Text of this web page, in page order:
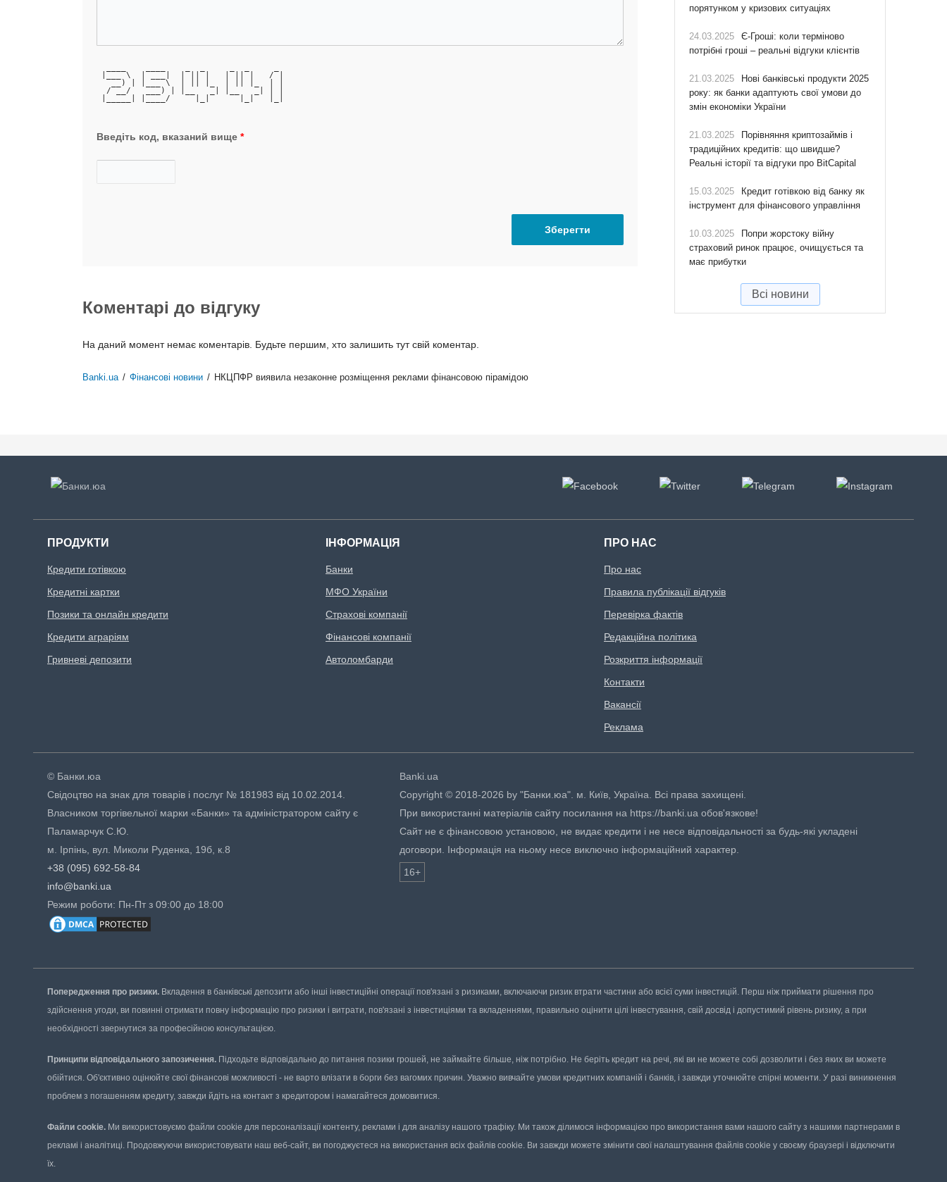
|___ \  | ___|  | || |   | || |   / |
   __) | |___ \  | || |_  | || |_  | |
  / __/   ___) | |__   _| |__   _| | |
|_____| |____/     |_|      |_|   |_|
Введіть код, вказаний вище *
Коментарі до відгуку
На даний момент немає коментарів. Будьте першим, хто залишить тут свій коментар.
Banki.ua / Фінансові новини / НКЦПФР виявила незаконне розміщення реклами фінансовою пірамідою
порятунком у кризових ситуаціях
24.03.2025
Є-Гроші: коли терміново
потрібні гроші – реальні відгуки клієнтів
21.03.2025
Нові банківські продукти 2025
року: як банки адаптують свої умови до
змін економіки України
21.03.2025
Порівняння криптозаймів і
традиційних кредитів: що швидше?
Реальні історії та відгуки про BitCapital
15.03.2025
Кредит готівкою від банку як
інструмент для фінансового управління
10.03.2025
Попри жорстоку війну
страховий ринок працює, очищується та
має прибутки
Всі новини
ПРОДУКТИ
Кредити готівкою
Кредитні картки
Позики та онлайн кредити
Кредити аграріям
Гривневі депозити
ІНФОРМАЦІЯ
Банки
МФО України
Страхові компанії
Фінансові компанії
Автоломбарди
ПРО НАС
Про нас
Правила публікації відгуків
Перевірка фактів
Редакційна політика
Розкриття інформації
Контакти
Вакансії
Реклама
© Банки.юа
Свідоцтво на знак для товарів і послуг № 181983 від 10.02.2014.
Власником торгівельної марки «Банки» та адміністратором сайту є
Паламарчук С.Ю.
м. Ірпінь, вул. Миколи Руденка, 19б, к.8
+38 (095) 692-58-84
info@banki.ua
Режим роботи: Пн-Пт з 09:00 до 18:00
Banki.ua
Copyright © 2018-2026 by "Банки.юа". м. Київ, Україна. Всі права захищені.
При використанні матеріалів сайту посилання на https://banki.ua обов'язкове!
Сайт не є фінансовою установою, не видає кредити і не несе відповідальності за будь-які укладені
договори. Інформація на ньому несе виключно інформаційний характер.
16+
Попередження про ризики. Вкладення в банківські депозити або інші інвестиційні операції пов'язані з ризиками, включаючи ризик втрати частини або всієї суми інвестицій. Перш ніж приймати рішення про
здійснення угоди, ви повинні отримати повну інформацію про ризики і витрати, пов'язані з інвестиціями та вкладеннями, правильно оцінити цілі інвестування, свій досвід і допустимий рівень ризику, а при
необхідності звернутися за професійною консультацією.
Принципи відповідального запозичення. Підходьте відповідально до питання позики грошей, не займайте більше, ніж потрібно. Не беріть кредит на речі, які ви не можете собі дозволити і без яких ви можете
обійтися. Об'єктивно оцінюйте свої фінансові можливості - не варто влізати в борги без вагомих причин. Уважно вивчайте умови кредитних компаній і банків, і завжди уточнюйте спірні моменти. У разі виникнення
проблем з погашенням кредиту, завжди йдіть на контакт з кредитором і намагайтеся домовитися.
Файли cookie. Ми використовуємо файли cookie для персоналізації контенту, реклами і для аналізу нашого трафіку. Ми також ділимося інформацією про використання вами нашого сайту з нашими партнерами в
рекламі і аналітиці. Продовжуючи використовувати наш веб-сайт, ви погоджуєтеся на використання всіх файлів cookie. Ви завжди можете змінити свої налаштування файлів cookie у своєму браузері і відключити
їх.